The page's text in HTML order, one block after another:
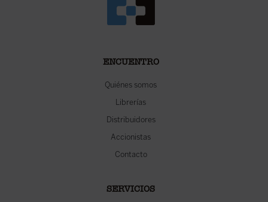
ENCUENTRO
Quiénes somos
Librerías
Distribuidores
Accionistas
Contacto
SERVICIOS